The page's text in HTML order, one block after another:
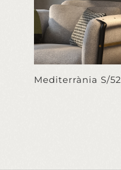
Mediterrània S/52